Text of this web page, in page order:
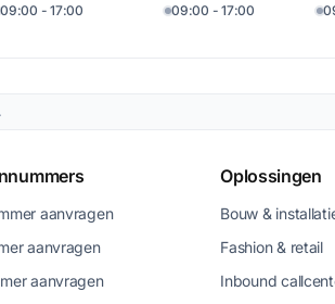
09:00 - 17:00 09:00 - 17:00
aanvragen
aanvragen
aanvragen
Oplossingen
Bouw &
Fashion & retail
Inbound